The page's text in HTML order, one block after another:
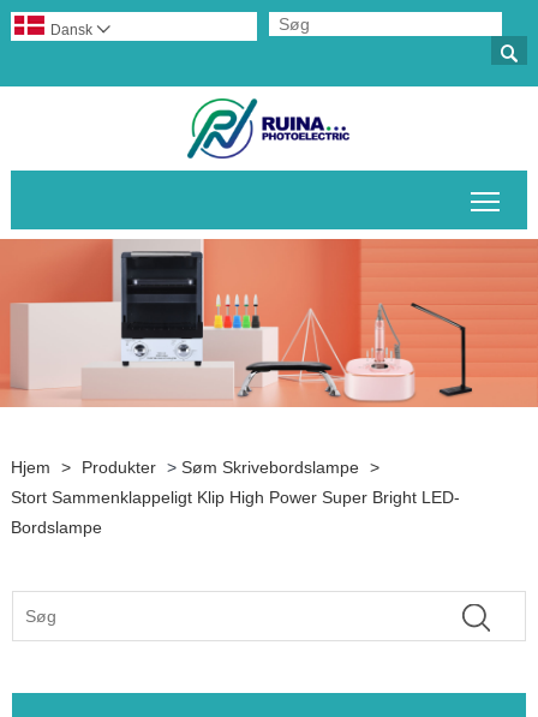

Dansk 
Hjem > Produkter > Søm Skrivebordslampe >
Stort Sammenklappeligt Klip High Power Super Bright LED-
Bordslampe